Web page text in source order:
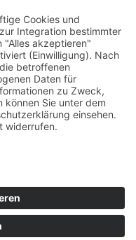
mit Steuermitteln auf
des Sächsischen